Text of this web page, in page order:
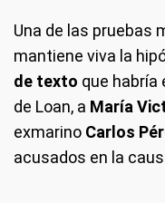
Una de las pruebas
mantiene viva la
de texto que habría
de Loan, a María
exmarino Carlos
acusados en la